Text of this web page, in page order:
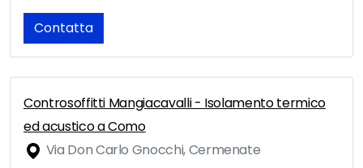
Contatta
Controsoffitti Mangiacavalli - Isolamento termico
ed acustico a Como
Via Don Carlo Gnocchi, Cermenate